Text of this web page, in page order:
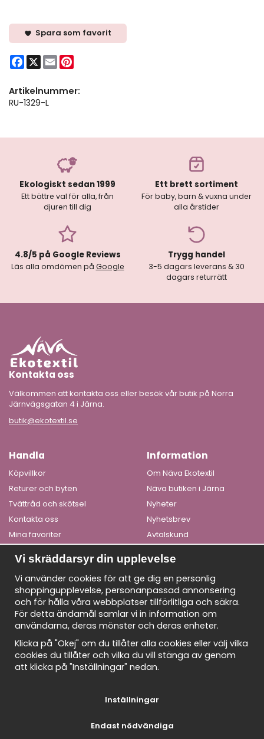
Spara som favorit
Facebook
X Email
Artikelnummer:
RU-1329-L
Ekologiskt sedan 1999
Ett bättre val för alla, från
djuren till dig
Ett brett sortiment
För baby, barn & vuxna under
alla årstider
4.8/5 på Google Reviews
Läs alla omdömen på Google
Trygg handel
3-5 dagars leverans & 30
dagars returrätt
Kontakta oss
Välkommen att kontakta oss eller besök vår butik på Norra
Järnvägsgatan 4 i Järna.
butik@ekotextil.se
Handla
Köpvillkor
Returer och byten
Tvättråd och skötsel
Kontakta oss
Mina favoriter
Information
Om Näva Ekotextil
Näva butiken i Järna
Nyheter
Nyhetsbrev
Avtalskund
Få våra bästa erbjudanden och nyheter!
De uppgifter du matar in kommer endast användas till våra
nyhetsbrev.
E-
Vi skräddarsyr din upplevelse
Vi använder cookies för att ge dig en personlig
shoppingupplevelse, personanpassad annonsering
och för hålla våra webbplatser tillförlitliga och säkra.
För detta ändamål samlar vi in information om
användarna, deras mönster och deras enheter.
Klicka på "Okej" om du tillåter alla cookies eller välj vilka
cookies du tillåter och vilka du vill stänga av genom
att klicka på "Inställningar" nedan.
Inställningar
Endast nödvändiga